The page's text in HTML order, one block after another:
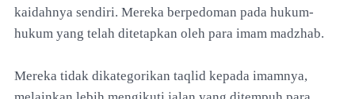
kaidahnya sendiri. Mereka berpedoman pada hukum-
hukum yang telah ditetapkan oleh para imam madzhab.
Mereka tidak dikategorikan taqlid kepada imamnya,